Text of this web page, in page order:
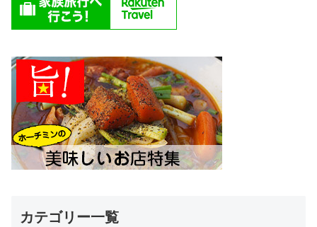
カテゴリー一覧